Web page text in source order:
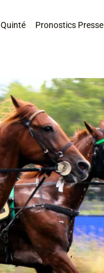
Pronostics Presse